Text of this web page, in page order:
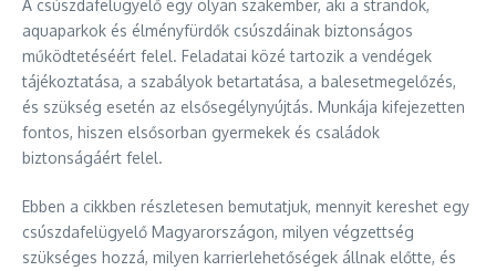
A csúszdafelügyelő egy olyan szakember, aki a strandok,
aquaparkok és élményfürdők csúszdáinak biztonságos
működtetéséért felel. Feladatai közé tartozik a vendégek
tájékoztatása, a szabályok betartatása, a balesetmegelőzés,
és szükség esetén az elsősegélynyújtás. Munkája kifejezetten
fontos, hiszen elsősorban gyermekek és családok
biztonságáért felel.
Ebben a cikkben részletesen bemutatjuk, mennyit kereshet egy
csúszdafelügyelő Magyarországon, milyen végzettség
szükséges hozzá, milyen karrierlehetőségek állnak előtte, és